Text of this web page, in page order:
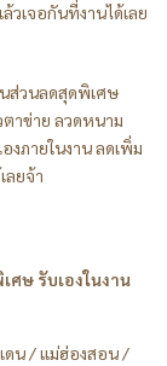
เจอกันที่งานได้เลย
นส่วนลดสุดพิเศษ
าข่าย ลวดหนาม
งภายในงาน ลดเพิ่ม
ลยจ้า
ษ รับเองในงาน
ดน / แม่ฮ่องสอน /